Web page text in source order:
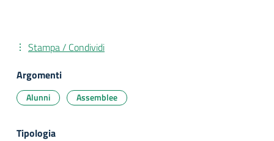
Stampa / Condividi
Argomenti
Alunni Assemblee
Tipologia